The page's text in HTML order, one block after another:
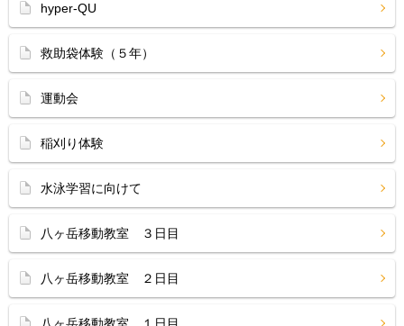
hyper-QU
救助袋体験（５年）
運動会
稲刈り体験
水泳学習に向けて
八ヶ岳移動教室 ３日目
八ヶ岳移動教室 ２日目